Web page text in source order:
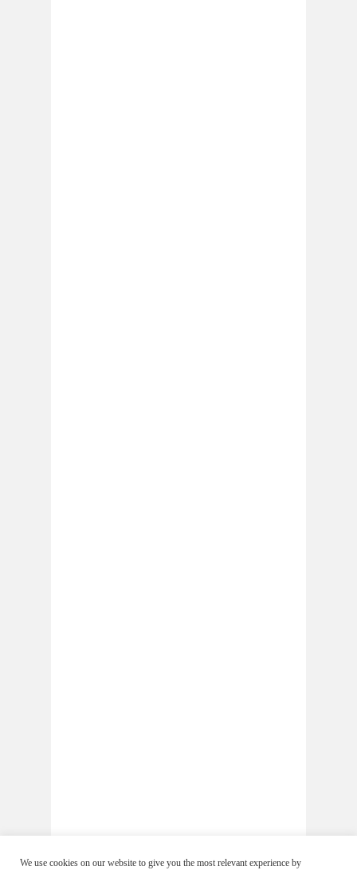
We use cookies on our website to give you the most relevant experience by